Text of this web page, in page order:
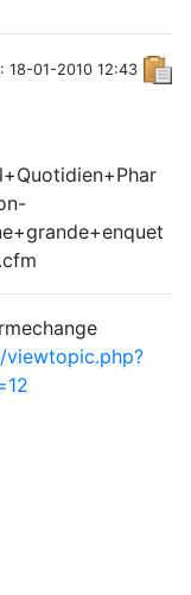
18-01-2010 12:43
viewtopic.php?